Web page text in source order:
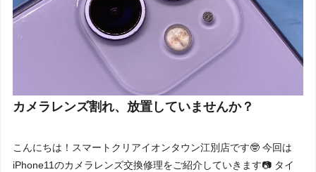
カメラレンズ割れ、放置していませんか？
こんにちは！スマートクリアイオンタウン江別店です🤓 今回は
iPhone11のカメラレンズ交換修理をご紹介していきます📷 タイ